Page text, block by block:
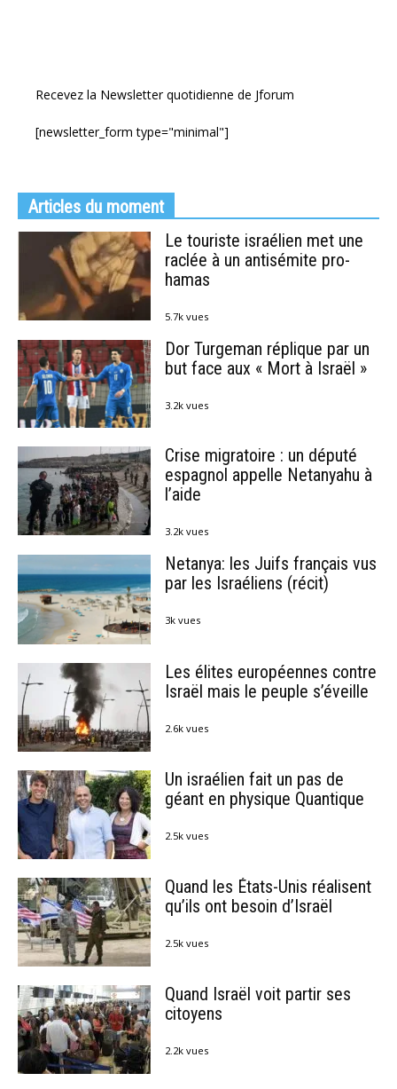
Recevez la Newsletter quotidienne de Jforum
[newsletter_form type="minimal"]
Articles du moment
Le touriste israélien met une
raclée à un antisémite pro-
hamas
5.7k vues
Dor Turgeman réplique par un
but face aux « Mort à Israël »
3.2k vues
Crise migratoire : un député
espagnol appelle Netanyahu à
l’aide
3.2k vues
Netanya: les Juifs français vus
par les Israéliens (récit)
3k vues
Les élites européennes contre
Israël mais le peuple s’éveille
2.6k vues
Un israélien fait un pas de
géant en physique Quantique
2.5k vues
Quand les États-Unis réalisent
qu’ils ont besoin d’Israël
2.5k vues
Quand Israël voit partir ses
citoyens
2.2k vues